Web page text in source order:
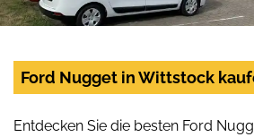
Ford Nugget in Wittstock
Entdecken Sie die besten Ford